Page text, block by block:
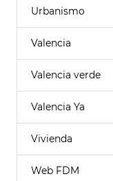
Urbanismo
Valencia
Valencia verde
Valencia Ya
Vivienda
Web FDM